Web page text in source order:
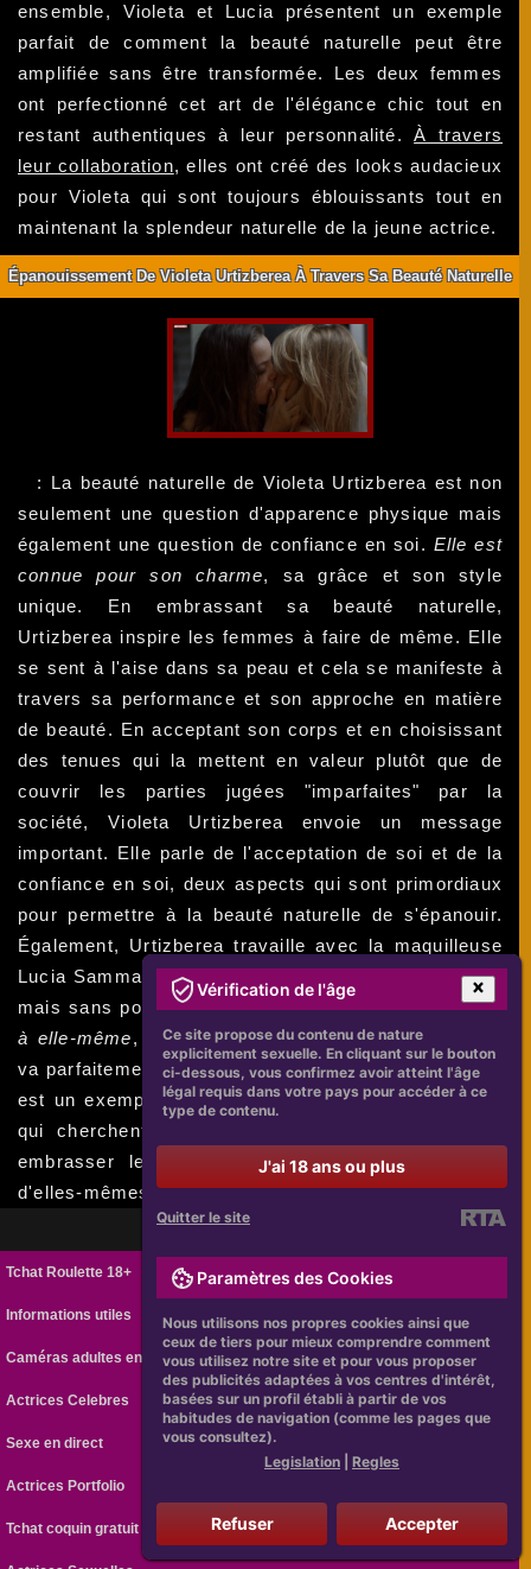
ensemble, Violeta et Lucia présentent un exemple
parfait de comment la beauté naturelle peut être
amplifiée sans être transformée. Les deux femmes
ont perfectionné cet art de l'élégance chic tout en
restant authentiques à leur personnalité.À travers
leur collaboration, elles ont créé des looks audacieux
pour Violeta qui sont toujours éblouissants tout en
maintenant la splendeur naturelle de la jeune actrice.
Épanouissement De Violeta Urtizberea À Travers Sa Beauté Naturelle
: La beauté naturelle de Violeta Urtizberea est non
seulement une question d'apparence physique mais
également une question de confiance en soi. Elle est
connue pour son charme, sa grâce et son style
unique. En embrassant sa beauté naturelle,
Urtizberea inspire les femmes à faire de même. Elle
se sent à l'aise dans sa peau et cela se manifeste à
travers sa performance et son approche en matière
de beauté. En acceptant son corps et en choisissant
des tenues qui la mettent en valeur plutôt que de
couvrir les parties jugées "imparfaites" par la
société, Violeta Urtizberea envoie un message
important. Elle parle de l'acceptation de soi et de la
confiance en soi, deux aspects qui sont primordiaux
pour permettre à la beauté naturelle de s'épanouir.
Également, Urtizberea travaille avec la maquilleuse
Lucia Sammartino pour amplifier sa beauté naturelle,
mais sans pour autant en faire trop.Elle reste fidèle
à elle-même, avec un look simple et élégant qui lui
va parfaitement.En fin de compte, Violeta Urtizberea
est un exemple de réussite pour toutes les femmes
qui cherchent à s'accepter telles qu'elles sont, à
embrasser leur beauté naturelle et à être fières
d'elles-mêmes.
Tchat Roulette 18+
Informations utiles
Caméras adultes en ligne
Actrices Celebres
Sexe en direct
Actrices Portfolio
Tchat coquin gratuit
Vérification de l'âge
Ce site propose du contenu de nature
explicitement sexuelle. En cliquant sur le bouton
ci-dessous, vous confirmez avoir atteint l'âge
légal requis dans votre pays pour accéder à ce
type de contenu.
J'ai 18 ans ou plus
Quitter le site
Paramètres des Cookies
Nous utilisons nos propres cookies ainsi que
ceux de tiers pour mieux comprendre comment
vous utilisez notre site et pour vous proposer
des publicités adaptées à vos centres d'intérêt,
basées sur un profil établi à partir de vos
habitudes de navigation (comme les pages que
vous consultez).
Legislation
Regles
Refuser Accepter